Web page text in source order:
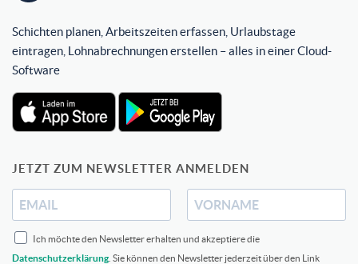
Schichten planen, Arbeitszeiten erfassen, Urlaubstage
eintragen, Lohnabrechnungen erstellen – alles in einer Cloud-
Software
JETZT ZUM NEWSLETTER ANMELDEN
Ich möchte den Newsletter erhalten und akzeptiere die
Datenschutzerklärung . Sie können den Newsletter jederzeit über den Link